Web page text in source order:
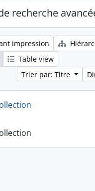
recherche
impression
Table view
Trier par: Titre